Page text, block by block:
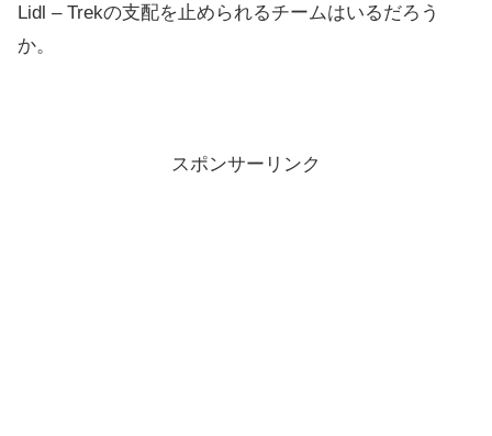
Lidl – Trekの支配を止められるチームはいるだろう
か。
スポンサーリンク